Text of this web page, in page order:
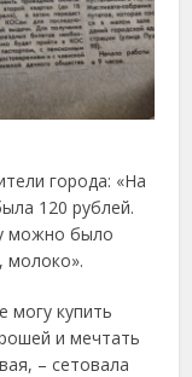
города: «На
120 рублей.
можно было
молоко».
могу купить
и мечтать
– сетовала